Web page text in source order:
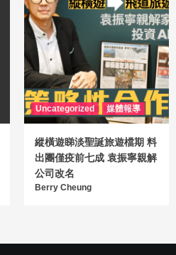
Uncategorized 媒體報導
縱橫遊睇淡聖誕旅遊檔期 料
出團僅疫前七成 袁振寧親解
公司改名
Berry Cheung